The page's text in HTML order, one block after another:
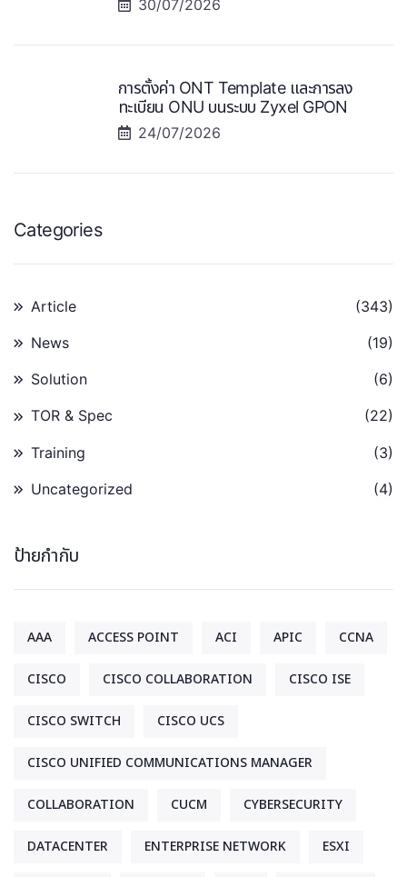
30/07/2026
การตั้งค่า ONT Template และการลง
ทะเบียน ONU บนระบบ Zyxel GPON
24/07/2026
Categories
Article (343)
News (19)
Solution (6)
TOR & Spec (22)
Training (3)
Uncategorized (4)
ป้ายกำกับ
AAA ACCESS POINT ACI APIC CCNA
CISCO CISCO COLLABORATION CISCO ISE
CISCO SWITCH CISCO UCS
CISCO UNIFIED COMMUNICATIONS MANAGER
COLLABORATION CUCM CYBERSECURITY
DATACENTER ENTERPRISE NETWORK ESXI